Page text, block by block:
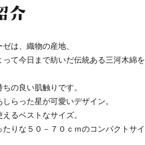
は、織物の産地、
て今日まで紡いだ伝統ある三河木綿を
の良い肌触りです。
らった星が可愛いデザイン。
るベストなサイズ。
りな５０－７０ｃｍのコンパクトサイ